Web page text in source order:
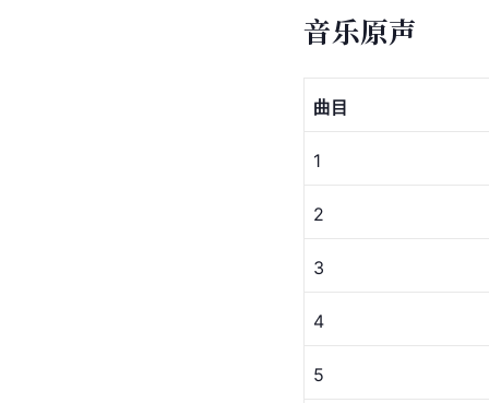
音乐原声
曲目
1
2
3
4
5